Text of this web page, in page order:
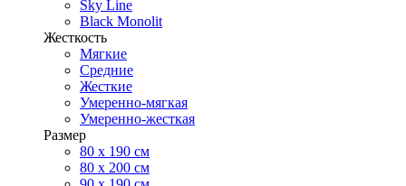
Sky Line
Black Monolit
Жесткость
Мягкие
Средние
Жесткие
Умеренно-мягкая
Умеренно-жесткая
Размер
80 х 190 см
80 х 200 см